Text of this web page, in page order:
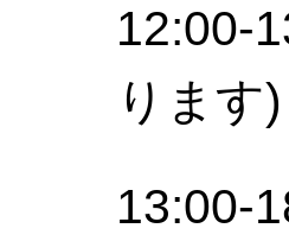
12:00-
ります)
13:00-